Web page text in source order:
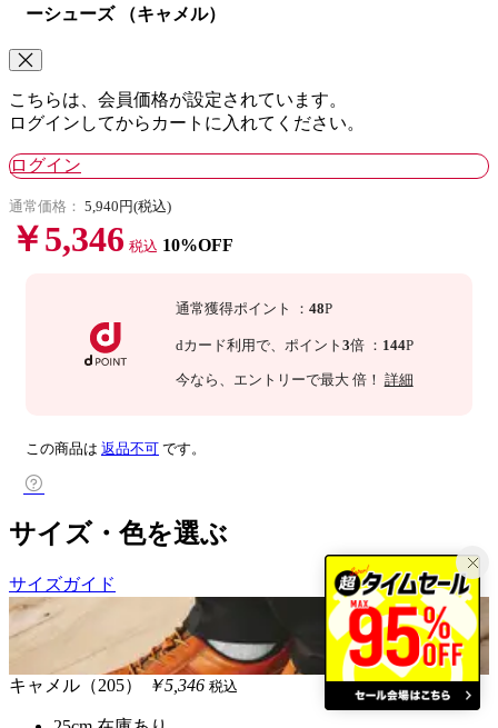
ーシューズ （キャメル）
こちらは、会員価格が設定されています。
ログインしてからカートに入れてください。
ログイン
通常価格： 5,940円(税込)
￥5,346 税込 10%OFF
通常獲得ポイント ： 48P
dカード利用で、 ポイント 3倍 ： 144P
今なら 、エントリーで最大 倍！ 詳細
この商品は 返品不可 です。
サイズ・色を選ぶ
サイズガイド
キャメル（205） ￥5,346 税込